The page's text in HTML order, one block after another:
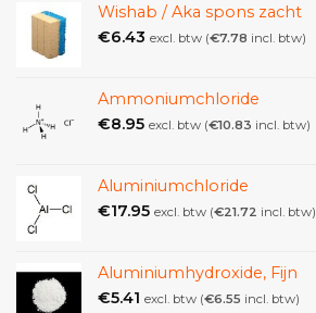
Wishab / Aka spons zacht
€6.43 excl. btw (€7.78 incl. btw)
Ammoniumchloride
€8.95 excl. btw (€10.83 incl. btw)
Aluminiumchloride
€17.95 excl. btw (€21.72 incl. btw)
Aluminiumhydroxide, Fijn
€5.41 excl. btw (€6.55 incl. btw)